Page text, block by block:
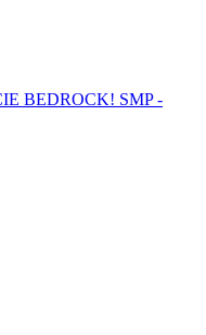
BEDROCK! SMP -